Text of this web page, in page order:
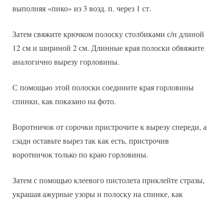
выполняя «пико» из 3 возд. п. через 1 ст.
Затем свяжите крючком полоску столбиками с/н длиной
12 см и шириной 2 см. Длинные края полоски обвяжите
аналогично вырезу горловины.
С помощью этой полоски соедините края горловины
спинки, как показано на фото.
Воротничок от сорочки пристрочите к вырезу спереди, а
сзади оставьте вырез так как есть, пристрочив
воротничок только по краю горловины.
Затем с помощью клеевого пистолета приклейте стразы,
украшая ажурные узоры и полоску на спинке, как